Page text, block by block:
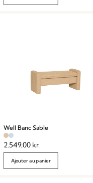
Well Banc Sable
2.549,00 kr.
Ajouter au panier